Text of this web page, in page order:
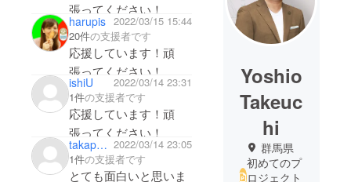
張ってください！
harupis 2022/03/15 15:44
20件の支援者です
応援しています！頑
張ってください！
ishiU
2022/03/14 23:31
1件の支援者です
応援しています！頑
張ってください！
takapon123456789 2022/03/14 23:05
1件の支援者です
とても面白いと思いま
Yoshio
Takeuc
hi
群馬県
初めてのプ
ロジェクト